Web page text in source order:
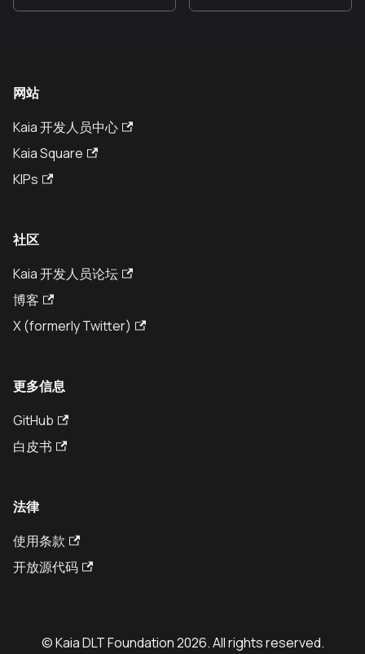
网站
Kaia 开发人员中心
Kaia Square
KIPs
社区
Kaia 开发人员论坛
博客
X (formerly Twitter)
更多信息
GitHub
白皮书
法律
使用条款
开放源代码
© Kaia DLT Foundation 2026. All rights reserved.